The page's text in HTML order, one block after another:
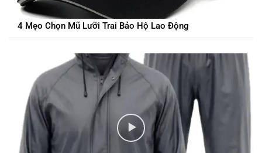
4 Mẹo Chọn Mũ Lưỡi Trai Bảo Hộ Lao Động